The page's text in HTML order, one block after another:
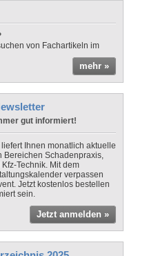
von Fachartikeln im
mehr »
gut informiert!
Ihnen monatlich aktuelle
Bereichen Schadenpraxis,
Technik. Mit dem
verpassen
Jetzt kostenlos bestellen
sein.
Jetzt anmelden »